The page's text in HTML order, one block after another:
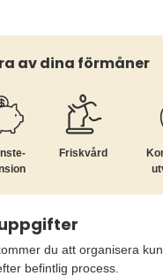
av dina förmåner
Friskvård
du att organisera
befintlig process.